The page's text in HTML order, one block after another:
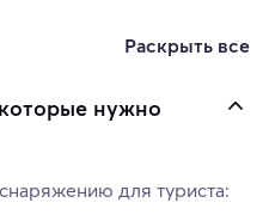
Раскрыть все
нужно
для туриста: